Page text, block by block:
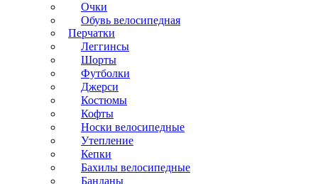
Очки
Обувь велосипедная
Перчатки
Леггинсы
Шорты
Футболки
Джерси
Костюмы
Кофты
Носки велосипедные
Утепление
Кепки
Бахилы велосипедные
Банданы